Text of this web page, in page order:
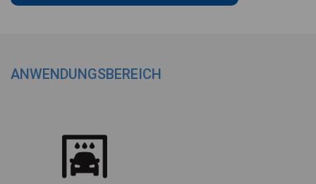
ANWENDUNGSBEREICH